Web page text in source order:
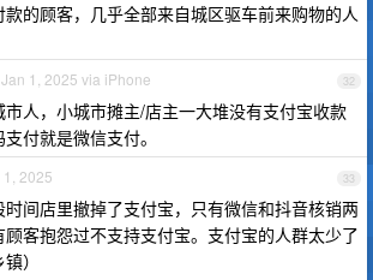
的顾客，几乎全部来自城区驱车前来购物的人
32
Jan 1, 2025 via iPhone
人，小城市摊主/店主一大堆没有支付宝收款
付就是微信支付。
33
2025
时间店里撤掉了支付宝，只有微信和抖音核销两
客抱怨过不支持支付宝。支付宝的人群太少了
）